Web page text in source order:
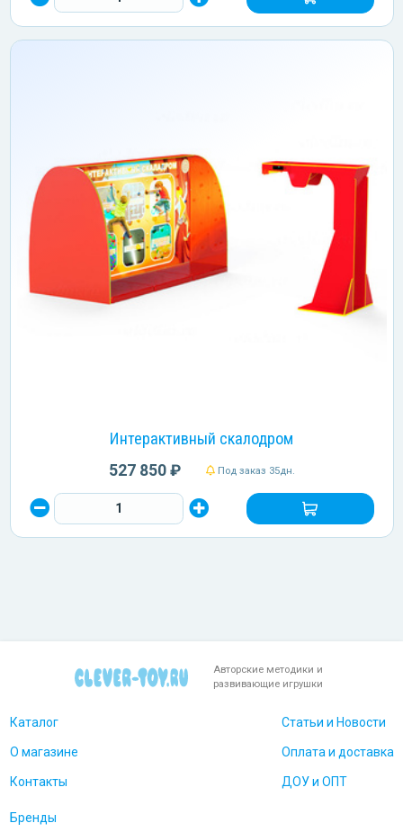
Интерактивный скалодром
527 850 ₽ Под заказ 35дн.
Авторские методики и
развивающие игрушки
Каталог
О магазине
Контакты
Статьи и Новости
Оплата и доставка
ДОУ и ОПТ
Бренды